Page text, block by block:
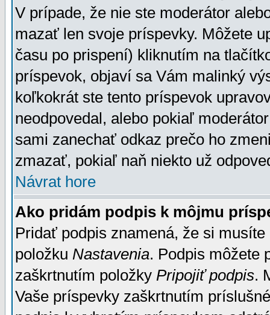
V prípade, že nie ste moderátor
mazať len svoje príspevky. Môžete
času po prispení) kliknutím na
príspevok, objaví sa Vám malinký
koľkokrát ste tento príspevok
neodpovedal, alebo pokiaľ
sami zanechať odkaz prečo ho
zmazať, pokiaľ naň niekto už
Návrat hore
Ako pridám podpis k môjmu
Pridať podpis znamená, že si
položku Nastavenia. Podpis môžete
zaškrtnutím položky Pripojiť podpis.
Vaše príspevky zaškrtnutím